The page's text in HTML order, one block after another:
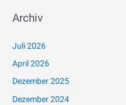
Archiv
Juli 2026
April 2026
Dezember 2025
Dezember 2024